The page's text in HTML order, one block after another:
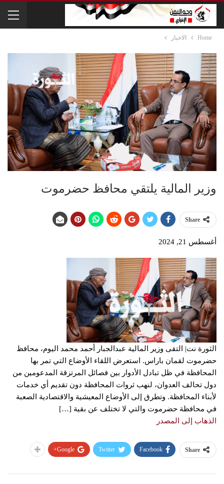
Home الاخبار
وزير المالية يلتقي محافظ حضرموت
Share
أغسطس 21, 2024
الثورة نت| التقى وزير المالية عبدالجبار أحمد محمد اليوم، محافظ
حضرموت لقمان باراس. استعرض اللقاء الأوضاع التي تمر بها
المحافظة في ظل تبادل الأدوار بين فصائل المرتزقة المدعومين من
دول تحالف العدوان، لنهب ثروات المحافظة دون تقديم أي خدمات
لأبناء المحافظة. وتطرق إلى الأوضاع المعيشية والاقتصادية الصعبة
في محافظة حضرموت والتي لا تختلف عن بقية […]
الذهاب إلى المصدر
Share
Facebook
Twitter
Google+